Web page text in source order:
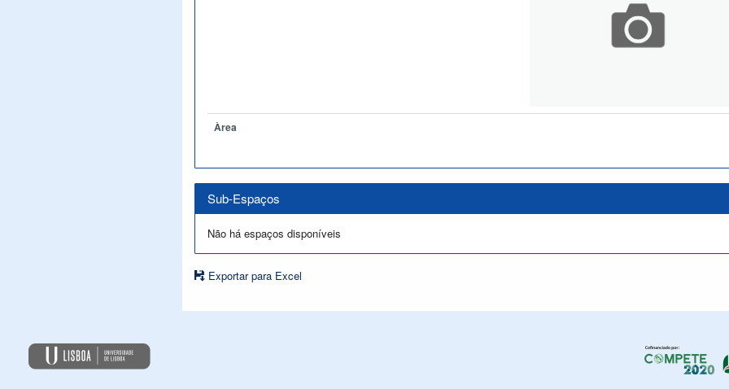
Àrea
Sub-Espaços
Não há espaços disponíveis
Exportar para Excel